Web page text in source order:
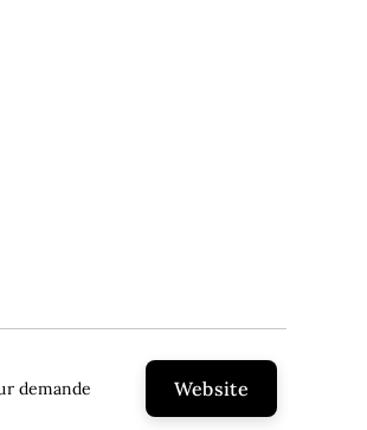
demande Website